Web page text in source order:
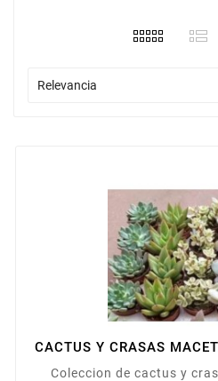
Relevancia
CACTUS Y CRASAS
Coleccion de cactus y